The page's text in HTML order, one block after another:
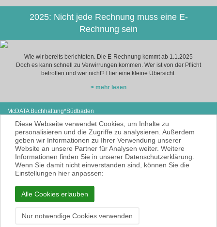
2025: Nicht jede Rechnung muss eine E-
Rechnung sein
Wie wir bereits berichteten. Die E-Rechnung kommt ab 1.1.2025
Doch es kann schnell zu Verwirrungen kommen. Wer ist von der Pflicht
betroffen und wer nicht? Hier eine kleine Übersicht.
> mehr lesen
McDATA Buchhaltung*Südbaden
79585 Steinen
E-Mail: noe@mcdata.de
McDATA ist eine sehr gute Alternative zu
Ihrem Steuerberater zur Erbringung der
laufenden Finanz- und Lohnbuchhaltung*.
* = Erbracht werden nur Dienstleistungen
gemäß § 6 Nr. 3+4 Steuerberatungsgesetz
KEINE Rechts- und/oder Steuerberatung!
Impressum Datenschutzerklärung
Diese Webseite verwendet Cookies, um Inhalte zu
personalisieren und die Zugriffe zu analysieren. Außerdem
geben wir Informationen zu Ihrer Verwendung unserer
Website an unsere Partner für Analysen weiter. Weitere
Informationen finden Sie in unserer Datenschutzerklärung.
Wenn Sie damit nicht einverstanden sind, können Sie die
Einstellungen hier anpassen:
Alle Cookies erlauben
Nur notwendige Cookies verwenden